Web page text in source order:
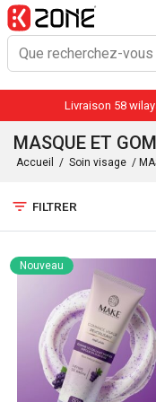
Livraison 58
MASQUE ET
Accueil / Soin visage /
filter_list FILTRER
Nouveau